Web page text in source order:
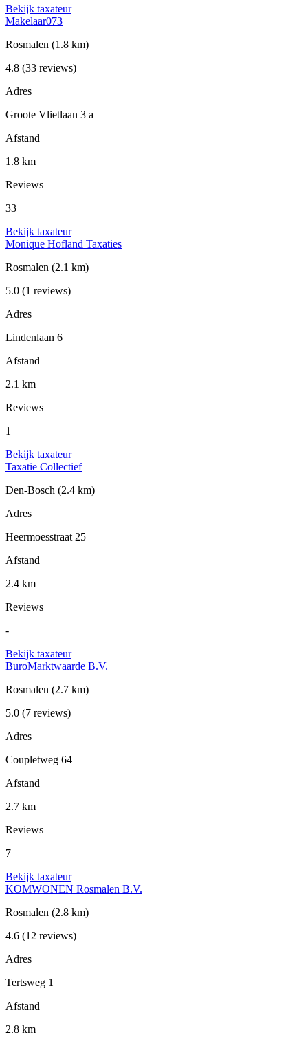
Bekijk taxateur
Makelaar073
Rosmalen (1.8 km)
4.8 (33 reviews)
Adres
Groote Vlietlaan 3 a
Afstand
1.8 km
Reviews
33
Bekijk taxateur
Monique Hofland Taxaties
Rosmalen (2.1 km)
5.0 (1 reviews)
Adres
Lindenlaan 6
Afstand
2.1 km
Reviews
1
Bekijk taxateur
Taxatie Collectief
Den-Bosch (2.4 km)
Adres
Heermoesstraat 25
Afstand
2.4 km
Reviews
-
Bekijk taxateur
BuroMarktwaarde B.V.
Rosmalen (2.7 km)
5.0 (7 reviews)
Adres
Coupletweg 64
Afstand
2.7 km
Reviews
7
Bekijk taxateur
KOMWONEN Rosmalen B.V.
Rosmalen (2.8 km)
4.6 (12 reviews)
Adres
Tertsweg 1
Afstand
2.8 km